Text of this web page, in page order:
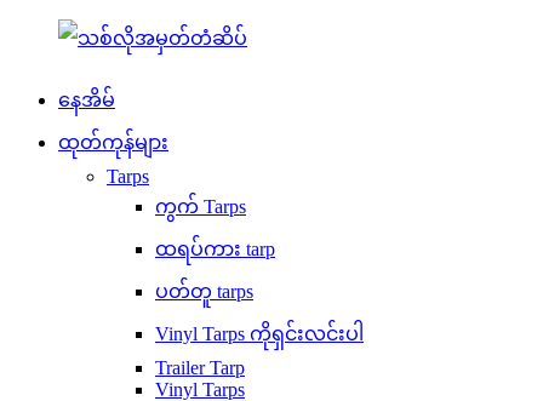
နေအိမ်
ထုတ်ကုန်များ
Tarps
ကွက် Tarps
ထရပ်ကား tarp
ပတ်တူ tarps
Vinyl Tarps ကိုရှင်းလင်းပါ
Trailer Tarp
Vinyl Tarps